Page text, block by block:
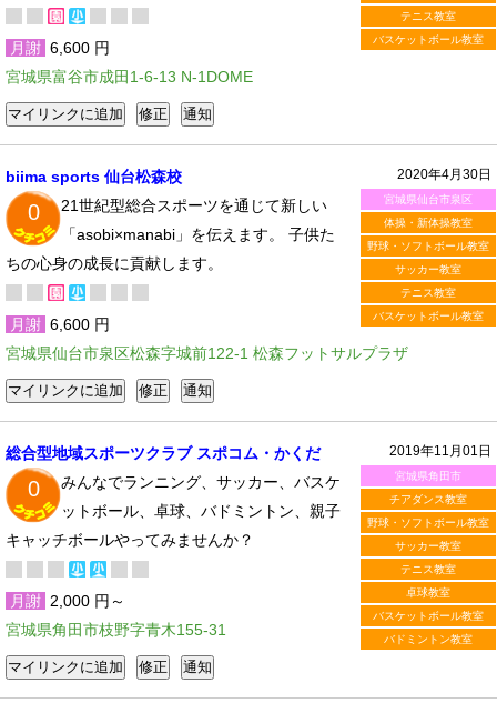
テニス教室
バスケットボール教室
月謝 6,600 円
宮城県富谷市成田1-6-13 N-1DOME
2020年4月30日
宮城県仙台市泉区
体操・新体操教室
野球・ソフトボール教室
サッカー教室
テニス教室
バスケットボール教室
biima sports 仙台松森校
0
21世紀型総合スポーツを通じて新しい
「asobi×manabi」を伝えます。 子供た
ちの心身の成長に貢献します。
月謝 6,600 円
宮城県仙台市泉区松森字城前122-1 松森フットサルプラザ
2019年11月01日
宮城県角田市
チアダンス教室
野球・ソフトボール教室
サッカー教室
テニス教室
卓球教室
バスケットボール教室
バドミントン教室
総合型地域スポーツクラブ スポコム・かくだ
0
みんなでランニング、サッカー、バスケ
ットボール、卓球、バドミントン、親子
キャッチボールやってみませんか？
月謝 2,000 円～
宮城県角田市枝野字青木155-31